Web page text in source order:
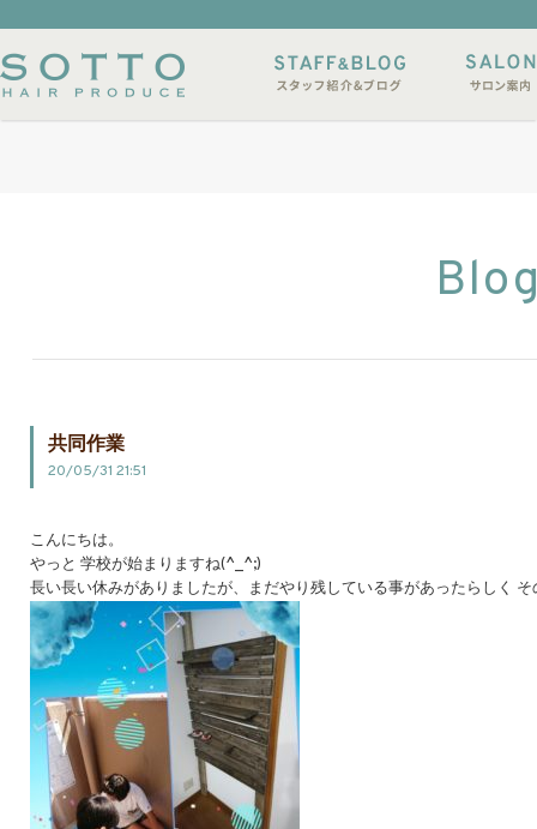
ルサンプル 店休日
共同作業
20/05/31 21:51
こんにちは。
やっと 学校が始まりますね(^_^;)
長い長い休みがありましたが、まだやり残している事があったらしく